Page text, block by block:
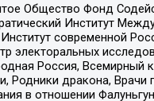
Общество Фонд
Институт
современной
Россия, Всемирный
дракона, Врачи
в отношении